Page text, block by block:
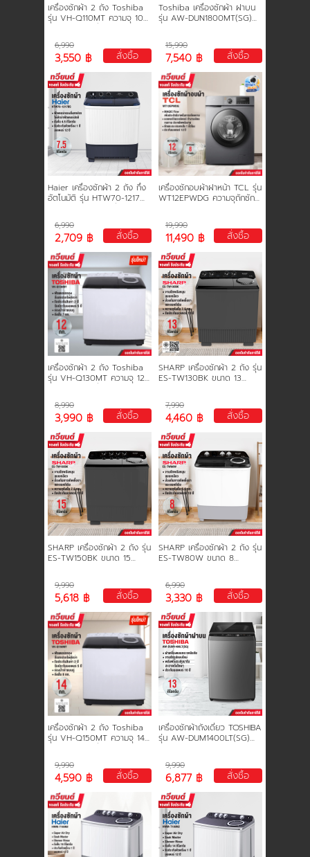
เครื่องซักผ้า 2 ถัง Toshiba
รุุ่น VH-Q110MT ความจุ 10
ใหม่
6,990
3,550 ฿ สั่งซื้อ
Toshiba เครื่องซักผ้า ฝาบน
รุ่น AW-DUN1800MT(SG)
มอเตอร์ 10 ปี
15,990
7,540 ฿ สั่งซื้อ
Haier เครื่องซักผ้า 2 ถัง กึ่ง
อัตโนมัติ รุ่น HTW70-1217
6,990
2,709 ฿ สั่งซื้อ
เครื่องซักอบผ้าฝาหน้า TCL รุ่น
WT12EPWDG ความจุถักซัก
12 ปี
19,990
11,490 ฿ สั่งซื้อ
เครื่องซักผ้า 2 ถัง Toshiba
รุุ่น VH-Q130MT ความจุ 12
ใหม่
8,990
3,990 ฿ สั่งซื้อ
SHARP เครื่องซักผ้า 2 ถัง รุ่น
ES-TW130BK ขนาด 13
7,990
4,460 ฿ สั่งซื้อ
SHARP เครื่องซักผ้า 2 ถัง รุ่น
ES-TW150BK ขนาด 15
9,990
5,618 ฿ สั่งซื้อ
SHARP เครื่องซักผ้า 2 ถัง รุ่น
ES-TW80W ขนาด 8
6,990
3,330 ฿ สั่งซื้อ
เครื่องซักผ้า 2 ถัง Toshiba
รุุ่น VH-Q150MT ความจุ 14
ใหม่
9,990
4,590 ฿ สั่งซื้อ
เครื่องซักผ้าถังเดี่ยว TOSHIBA
รุ่น AW-DUM1400LT(SG)
9,990
6,877 ฿ สั่งซื้อ